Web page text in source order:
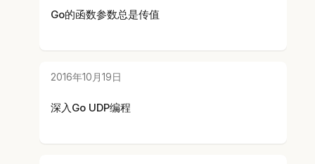
Go的函数参数总是传值
2016年10月19日
深入Go UDP编程